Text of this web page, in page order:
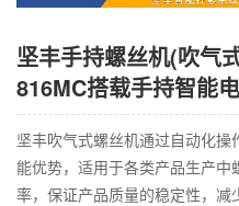
坚丰手持螺丝机(吹气
816MC搭载手持智能
坚丰吹气式螺丝机通过自动化
能优势，适用于各类产品生产
率，保证产品质量的稳定性，